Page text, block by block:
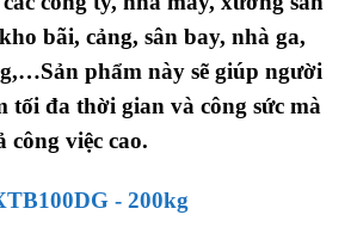
bãi, cảng, sân bay, nhà ga,
phẩm này sẽ giúp người
tối đa thời gian và công sức mà
công việc cao.